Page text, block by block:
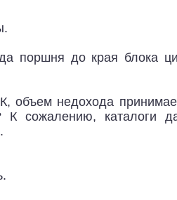
поршня до края блока
объем недохода
сожалению, каталоги